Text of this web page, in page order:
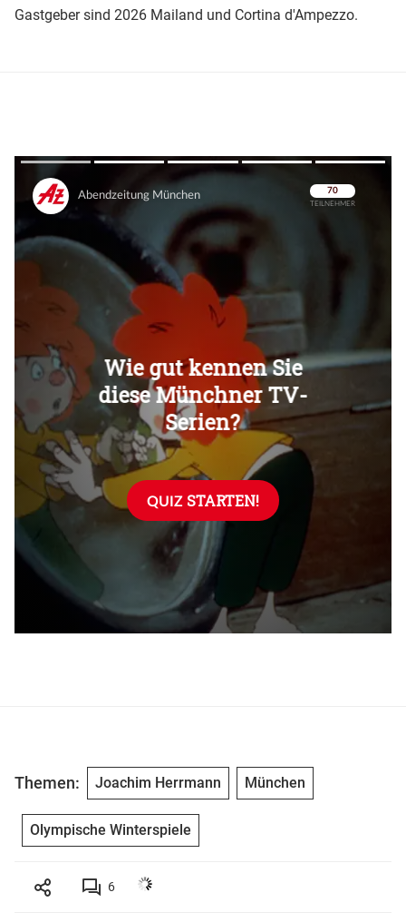
Gastgeber sind 2026 Mailand und Cortina d'Ampezzo.
Überspringen
Überspringen
Themen: Joachim Herrmann München
Olympische Winterspiele
6